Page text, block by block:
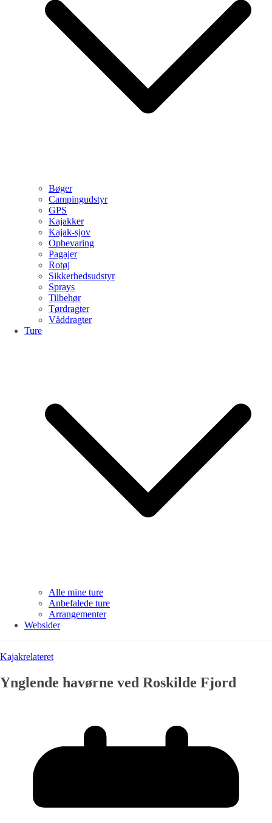
Bøger
Campingudstyr
GPS
Kajakker
Kajak-sjov
Opbevaring
Pagajer
Rotøj
Sikkerhedsudstyr
Sprays
Tilbehør
Tørdragter
Våddragter
Ture
Alle mine ture
Anbefalede ture
Arrangementer
Websider
Kajakrelateret
Ynglende havørne ved Roskilde Fjord